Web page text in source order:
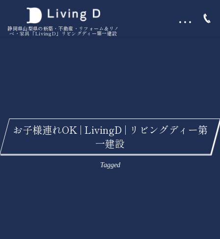
静岡県山梨県の新築・不動産・リフォーム＆リノ
ベ・家具「LivingD」リビングディー第一建設
…
お子様連れOK | LivingD | リビングディー第
一建設
Tagged